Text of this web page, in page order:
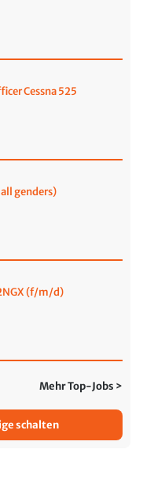
Cessna 525
genders)
(f/m/d)
Mehr Top-Jobs >
schalten